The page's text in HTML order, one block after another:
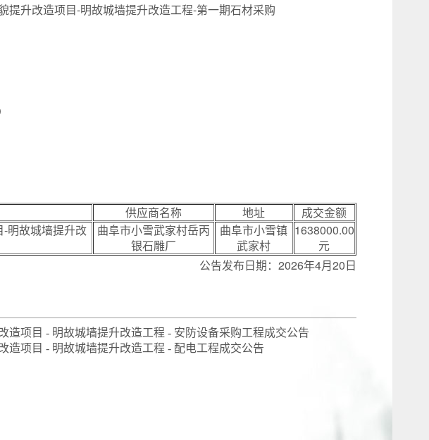
提升改造项目-明故城墙提升改造工程-第一期石材采购
供应商名称 地址
成交金额
明故城墙提升改
曲阜市小雪武家村岳丙
银石雕厂
曲阜市小雪镇
武家村
1638000.00
元
公告发布日期：2026年4月20日
造项目 - 明故城墙提升改造工程 - 安防设备采购工程成交公告
造项目 - 明故城墙提升改造工程 - 配电工程成交公告